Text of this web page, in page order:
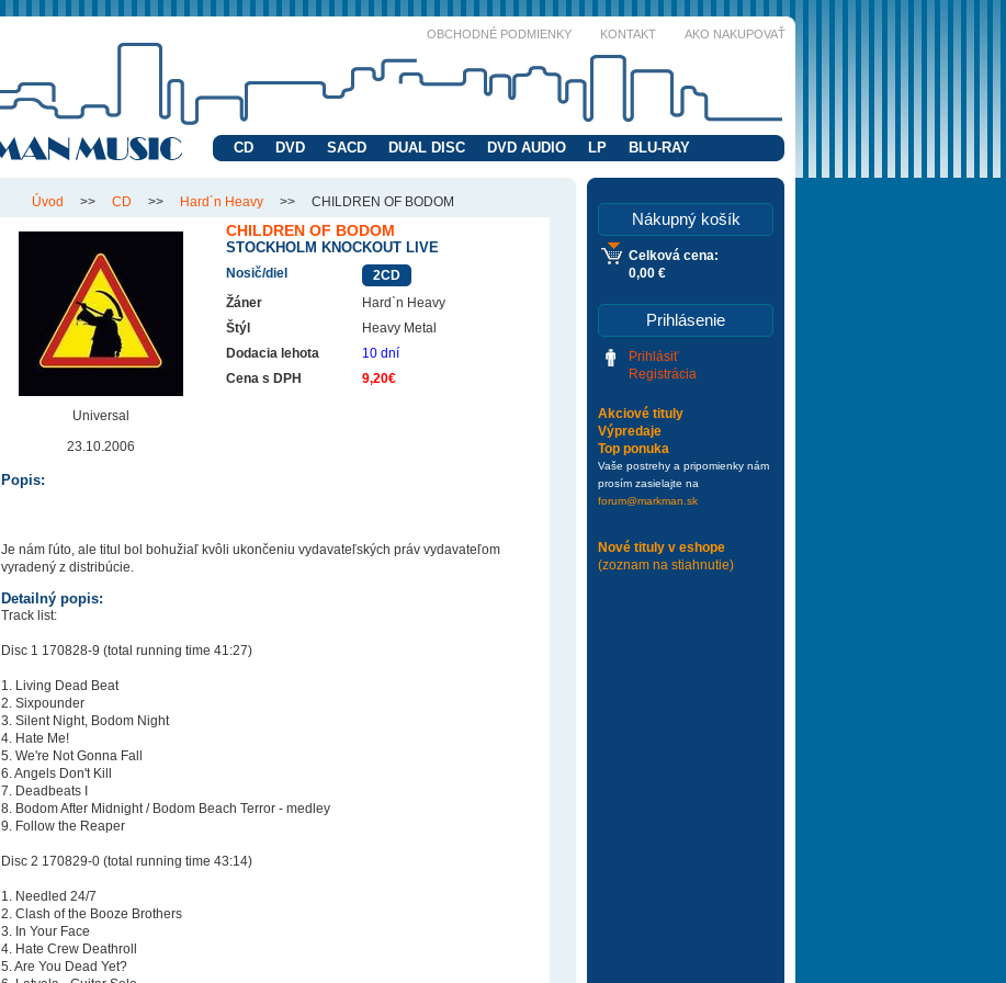
OBCHODNÉ PODMIENKY KONTAKT AKO NAKUPOVAŤ
CD DVD SACD DUAL DISC DVD AUDIO LP BLU-RAY
Úvod >> CD >> Hard´n Heavy >> CHILDREN OF BODOM
Universal
23.10.2006
CHILDREN OF BODOM
STOCKHOLM KNOCKOUT LIVE
Nosič/diel
2CD
Žáner
Hard`n Heavy
Štýl
Heavy Metal
Dodacia lehota
10 dní
Cena s DPH
9,20€
Popis:
Je nám ľúto, ale titul bol bohužiaľ kvôli ukončeniu vydavateľských práv vydavateľom
vyradený z distribúcie.
Detailný popis:
Track list:
Disc 1 170828-9 (total running time 41:27)
1. Living Dead Beat
2. Sixpounder
3. Silent Night, Bodom Night
4. Hate Me!
5. We're Not Gonna Fall
6. Angels Don't Kill
7. Deadbeats I
8. Bodom After Midnight / Bodom Beach Terror - medley
9. Follow the Reaper
Disc 2 170829-0 (total running time 43:14)
1. Needled 24/7
2. Clash of the Booze Brothers
3. In Your Face
4. Hate Crew Deathroll
5. Are You Dead Yet?
Nákupný košík
Celková cena:
0,00 €
Prihlásenie
Prihlásiť
Registrácia
Akciové tituly
Výpredaje
Top ponuka
Vaše postrehy a pripomienky nám
prosím zasielajte na
forum@markman.sk
Nové tituly v eshope
(zoznam na stiahnutie)